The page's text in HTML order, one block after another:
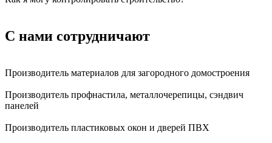
С нами сотрудничают
Производитель материалов для загородного домостроения
Производитель профнастила, металлочерепицы, сэндвич
панелей
Производитель пластиковых окон и дверей ПВХ